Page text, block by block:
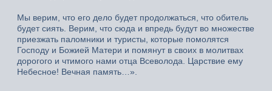
Мы верим, что его дело будет продолжаться, что обитель
будет сиять. Верим, что сюда и впредь будут во множестве
приезжать паломники и туристы, которые помолятся
Господу и Божией Матери и помянут в своих в молитвах
дорогого и чтимого нами отца Всеволода. Царствие ему
Небесное! Вечная память…».